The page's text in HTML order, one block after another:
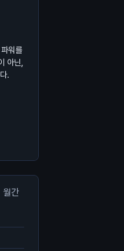
워를
아닌,
.
월간